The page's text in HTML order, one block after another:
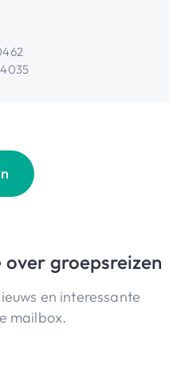
groepsreizen
en interessante
mailbox.